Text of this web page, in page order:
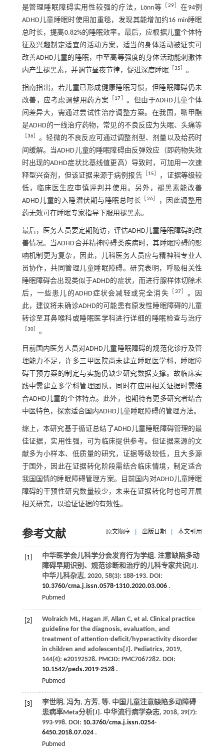
是管理睡眠障碍实用性较强的疗法，Lönn等 ［29］ 在94例
ADHD儿童睡眠时使用加重毯，发现其能增加约16 min睡眠
总时长，提高0.82%的睡眠效率。最后，应根据儿童个体特
征及兴趣制定适宜的活动方案，适当的身体活动被证实可
改善ADHD儿童的睡眠，中至高等强度的身体活动能刺激体
内产生褪黑素，并调节昼夜节律，促进深度睡眠［35］ 。
指南指出，若儿童已形成健康睡眠习惯，但睡眠障碍仍未
改善，应考虑调整用药方案 ［17］ 。但由于ADHD儿童个体
间差异大，需通过尝试性治疗调整方案。在我国，哌甲酯
是ADHD的一线治疗药物，常见的不良反应为失眠、头痛等
［36］ 。轻微的不良反应可通过调整剂型、剂量以及给药时
间缓解。当ADHD儿童的睡眠障碍由反弹效应（即药物失效
时出现的ADHD症状比基线值更高）导致时，可加用一次速
释型兴奋剂，但该证据来源于病例报告［15］
，证据等级较
低，临床医生应审慎评判并使用。另外，褪黑素能改善
ADHD儿童的入睡潜伏期与睡眠总时长 ［26］
，因此调整用
药无效可在睡眠专家指导下服用褪黑素。
最后，医务人员要定期随访，评估ADHD儿童睡眠障碍的改
善情况。当ADHD合并精神障碍类疾病时，其睡眠障碍的影
响机制更为复杂，因此，儿科医务人员应与精神科专业人
员协作，共同管理儿童睡眠障碍。研究表明，呼吸相关性
睡眠障碍会出现类似于ADHD的症状，而进行腺样体切除术
后，一些患儿的ADHD症状会减轻或完全消失 ［37］ 。因
此，建议将未确诊ADHD的可能患有原发性睡眠障碍的儿童
转诊至耳鼻喉科或睡眠医学科进行详细的睡眠检查与治疗
［30］ 。
目前国内医务人员对ADHD儿童睡眠障碍的规范化诊疗及管
理能力不足，许多三甲医院尚未建立睡眠医学科，睡眠障
碍干预方案的制定与实施仍缺少研究数据支撑。故临床实
践中需建立多学科管理团队，同时在应用相关证据时需结
合ADHD儿童的个体特点。此外，也期待有更多研究者结合
中医特色，探索适合国内ADHD儿童睡眠障碍的管理方法。
综上，本研究基于循证总结了ADHD儿童睡眠障碍管理的最
佳证据，实用性强，可为临床提供参考。但证据来源的文
献多为小样本、低质量的研究，证据等级较低，且大多源
于国外，因此在证据转化阶段需结合临床情境，制定适合
我国国情的睡眠障碍管理方案。目前国内对ADHD儿童睡眠
障碍的干预性研究数量较少，未来在证据转化时也可开展
相关研究，以验证证据的有效性。
参考文献 原文顺序 出版日期 本文引用
[1]
中华医学会儿科学分会发育行为学组. 注意缺陷多动
障碍早期识别、规范诊断和治疗的儿科专家共识[J].
中华儿科杂志, 2020, 58(3): 188-193. DOI:
10.3760/cma.j.issn.0578-1310.2020.03.006.
Pubmed
[2] Wolraich ML, Hagan JF, Allan C, et al. Clinical practice
guideline for the diagnosis, evaluation, and
treatment of attention-deficit/hyperactivity disorder
in children and adolescents[J]. Pediatrics, 2019,
144(4): e20192528. PMCID: PMC7067282. DOI:
10.1542/peds.2019-2528.
Pubmed
[3] 李世明, 冯为, 方芳, 等. 中国儿童注意缺陷多动障碍
患病率Meta分析[J]. 中华流行病学杂志, 2018, 39(7):
993-998. DOI: 10.3760/cma.j.issn.0254-
6450.2018.07.024.
Pubmed